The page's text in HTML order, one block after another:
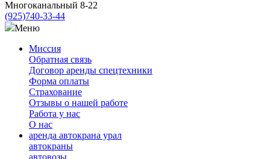
Многоканальный 8-22
(925)740-33-44
Меню
Миссия
Обратная связь
Договор аренды спецтехники
Форма оплаты
Страхование
Отзывы о нашей работе
Работа у нас
О нас
аренда автокрана урал
автокраны
автовозы